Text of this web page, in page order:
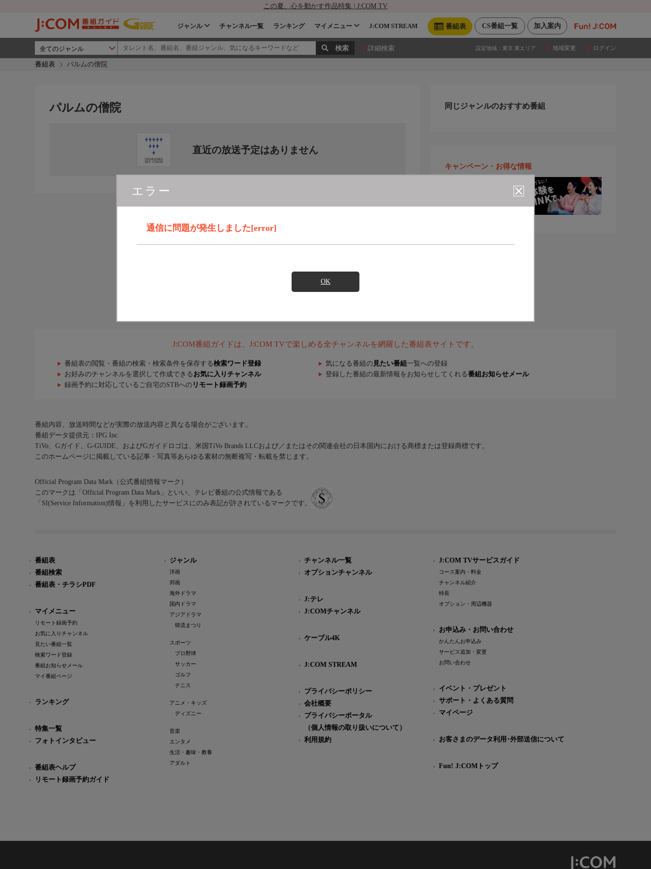
この夏、心を動かす作品特集 | J:COM TV
加入案内
CS番組一覧
番組表
ジャンル チャンネル一覧 ランキング マイメニュー J:COM STREAM
詳細検索 設定地域： 東京 東エリア 地域変更 ログイン
番組表 パルムの僧院
エラー
通信に問題が発生しました[error]
OK
パルムの僧院
直近の放送予定はありません
同じジャンルのおすすめ番組
キャンペーン・お得な情報
J:COM番組ガイドは、J:COM TVで楽しめる全チャンネルを網羅した番組表サイトです。
番組表の閲覧・番組の検索・検索条件を保存する検索ワード登録 気になる番組の 見たい番組 一覧への登録
お好みのチャンネルを選択して作成できる お気に入りチャンネル 登録した番組の最新情報をお知らせしてくれる番組お知らせメール
録画予約に対応しているご自宅のSTBへの リモート録画予約
番組内容、放送時間などが実際の放送内容と異なる場合がございます。
番組データ提供元：IPG Inc.
TiVo、Gガイド、G-GUIDE、およびGガイドロゴは、米国TiVo Brands LLCおよび／またはその関連会社の日本国内における商標または登録商標です。
このホームページに掲載している記事・写真等あらゆる素材の無断複写・転載を禁じます。
Official Program Data Mark（公式番組情報マーク）
このマークは「Official Program Data Mark」といい、テレビ番組の公式情報である
「SI(Service Information)情報」を利用したサービスにのみ表記が許されているマークです。
番組表
番組検索
番組表・チラシPDF
マイメニュー
リモート録画予約
お気に入りチャンネル
見たい番組一覧
検索ワード登録
番組お知らせメール
マイ番組ページ
ランキング
特集一覧
フォトインタビュー
番組表ヘルプ
リモート録画予約ガイド
ジャンル
洋画
邦画
海外ドラマ
国内ドラマ
アジアドラマ
韓流まつり
スポーツ
プロ野球
サッカー
ゴルフ
テニス
アニメ・キッズ
ディズニー
音楽
エンタメ
生活・趣味・教養
アダルト
チャンネル一覧
オプションチャンネル
J:テレ
J:COMチャンネル
ケーブル4K
J:COM STREAM
プライバシーポリシー
会社概要
プライバシーポータル
（個人情報の取り扱いについて）
利用規約
J:COM TVサービスガイド
コース案内・料金
チャンネル紹介
特長
オプション・周辺機器
お申込み・お問い合わせ
かんたんお申込み
サービス追加・変更
お問い合わせ
イベント・プレゼント
サポート・よくある質問
マイページ
お客さまのデータ利用･外部送信について
Fun! J:COMトップ